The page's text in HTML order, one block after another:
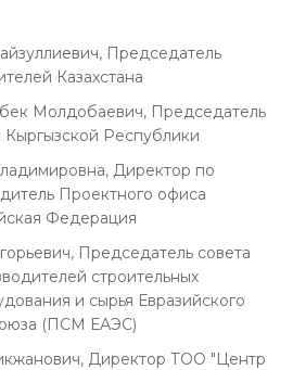
Председатель
Казахстана
Молдобаевич, Председатель
Кыргызской Республики
Директор по
Проектного офиса
Федерация
Председатель совета
строительных
и сырья Евразийского
(ПСМ ЕАЭС)
Директор ТОО "Центр